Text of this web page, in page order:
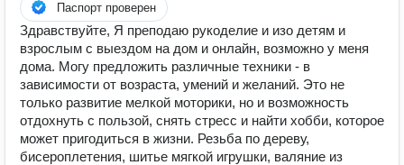
Паспорт проверен
Здравствуйте, Я преподаю рукоделие и изо детям и
взрослым с выездом на дом и онлайн, возможно у меня
дома. Могу предложить различные техники - в
зависимости от возраста, умений и желаний. Это не
только развитие мелкой моторики, но и возможность
отдохнуть с пользой, снять стресс и найти хобби, которое
может пригодиться в жизни. Резьба по дереву,
бисероплетения, шитье мягкой игрушки, валяние из